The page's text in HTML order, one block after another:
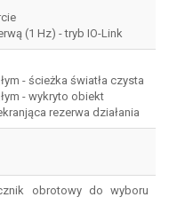
(1 Hz) - tryb IO-Link
- ścieżka światła czysta
- wykryto obiekt
rezerwa działania
obrotowy do wyboru